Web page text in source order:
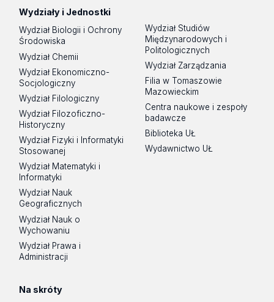
Wydziały i Jednostki
Wydział Biologii i Ochrony
Środowiska
Wydział Chemii
Wydział Ekonomiczno-
Socjologiczny
Wydział Filologiczny
Wydział Filozoficzno-
Historyczny
Wydział Fizyki i Informatyki
Stosowanej
Wydział Matematyki i
Informatyki
Wydział Nauk
Geograficznych
Wydział Nauk o
Wychowaniu
Wydział Prawa i
Administracji
Wydział Studiów
Międzynarodowych i
Politologicznych
Wydział Zarządzania
Filia w Tomaszowie
Mazowieckim
Centra naukowe i zespoły
badawcze
Biblioteka UŁ
Wydawnictwo UŁ
Na skróty